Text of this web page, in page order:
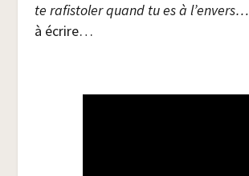
te rafis­to­ler quand tu es à l’envers…
à écrire…